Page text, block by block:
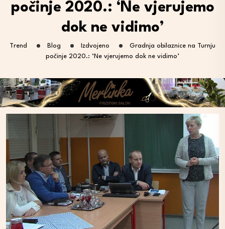
počinje 2020.: ‘Ne vjerujemo
dok ne vidimo’
Trend Blog Izdvojeno
Gradnja obilaznice na Turnju
počinje 2020.: ‘Ne vjerujemo dok ne vidimo’